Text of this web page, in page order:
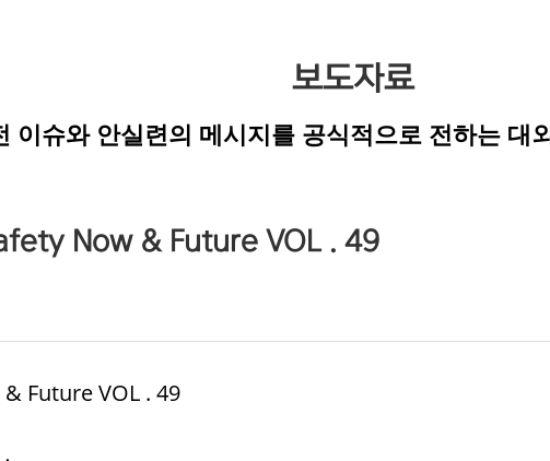
보도자료
이슈와 안실련의 메시지를 공식적으로 전하는 대
Now & Future VOL . 49
Future VOL . 49